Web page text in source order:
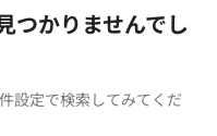
つかりませんでし
設定で検索してみてくだ